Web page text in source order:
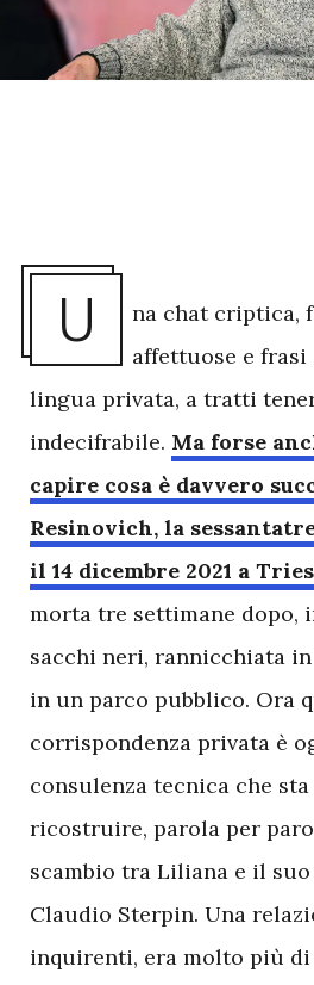
U
na chat criptica,
affettuose e frasi
lingua privata, a tratti
indecifrabile. Ma forse
capire cosa è davvero
Resinovich, la
il 14 dicembre 2021 a
morta tre settimane dopo,
sacchi neri, rannicchiata
in un parco pubblico. Ora
corrispondenza privata è
consulenza tecnica che
ricostruire, parola per
scambio tra Liliana e il
Claudio Sterpin. Una
inquirenti, era molto più di